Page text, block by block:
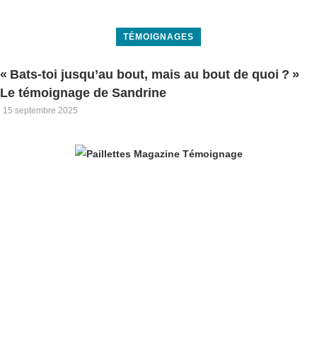
TÉMOIGNAGES
« Bats-toi jusqu’au bout, mais au bout de quoi ? »
Le témoignage de Sandrine
15 septembre 2025